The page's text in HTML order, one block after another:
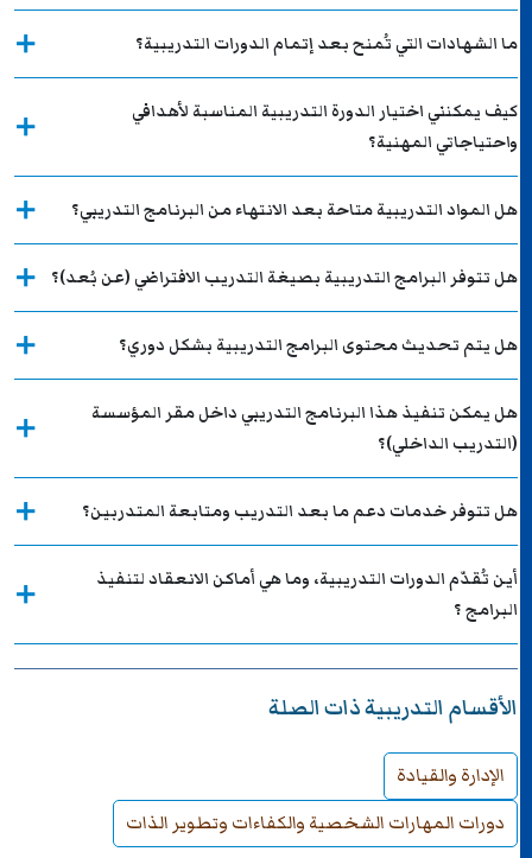
ما الشهادات التي تُمنح بعد إتمام الدورات التدريبية؟
كيف يمكنني اختيار الدورة التدريبية المناسبة لأهدافي
واحتياجاتي المهنية؟
هل المواد التدريبية متاحة بعد الانتهاء من البرنامج التدريبي؟
هل تتوفر البرامج التدريبية بصيغة التدريب الافتراضي (عن بُعد)؟
هل يتم تحديث محتوى البرامج التدريبية بشكل دوري؟
هل يمكن تنفيذ هذا البرنامج التدريبي داخل مقر المؤسسة
(التدريب الداخلي)؟
هل تتوفر خدمات دعم ما بعد التدريب ومتابعة المتدربين؟
أين تُقدّم الدورات التدريبية، وما هي أماكن الانعقاد لتنفيذ
البرامج ؟
الأقسام التدريبية ذات الصلة
الإدارة والقيادة
دورات المهارات الشخصية والكفاءات وتطوير الذات